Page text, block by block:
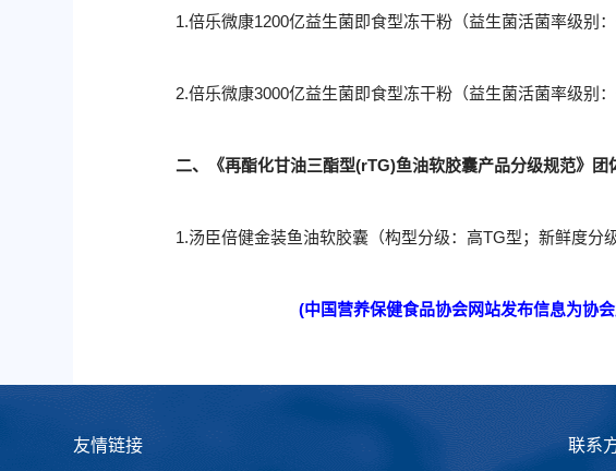
1.倍乐微康1200亿益生菌即食型冻干粉（益生菌活菌率级别：
2.倍乐微康3000亿益生菌即食型冻干粉（益生菌活菌率级别：
二、《再酯化甘油三酯型(rTG)鱼油软胶囊产品分级规范》团
1.汤臣倍健金装鱼油软胶囊（构型分级：高TG型；新鲜度分
(中国营养保健食品协会网站发布信息为协
友情链接 联系